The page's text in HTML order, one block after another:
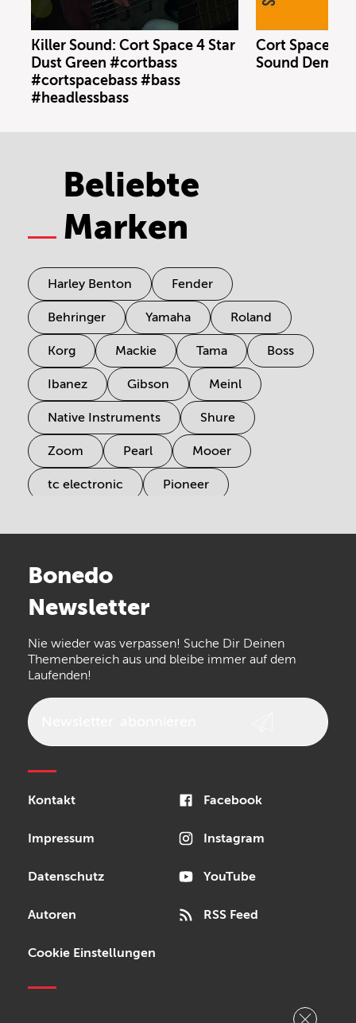
Killer Sound: Cort Space 4 Star
Dust Green #cortbass
#cortspacebass #bass
#headlessbass
Cort Space 4
Sound Demo
Beliebte
Marken
Harley Benton Fender
Behringer Yamaha Roland
Korg Mackie Tama Boss
Ibanez Gibson Meinl
Native Instruments Shure
Zoom Pearl Mooer
tc electronic Pioneer
Arturia
the t.bone
Walrus Audio Epiphone
Bonedo
Newsletter
Nie wieder was verpassen! Suche Dir Deinen
Themenbereich aus und bleibe immer auf dem
Laufenden!
Kontakt
Impressum
Datenschutz
Autoren
Cookie Einstellungen
Facebook
Instagram
YouTube
RSS Feed